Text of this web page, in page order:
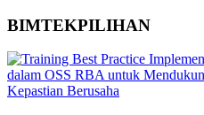
BIMTEKPILIHAN